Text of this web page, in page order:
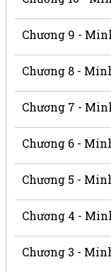
Chương 9 -
Chương 8 -
Chương 7 -
Chương 6 -
Chương 5 -
Chương 4 -
Chương 3 -